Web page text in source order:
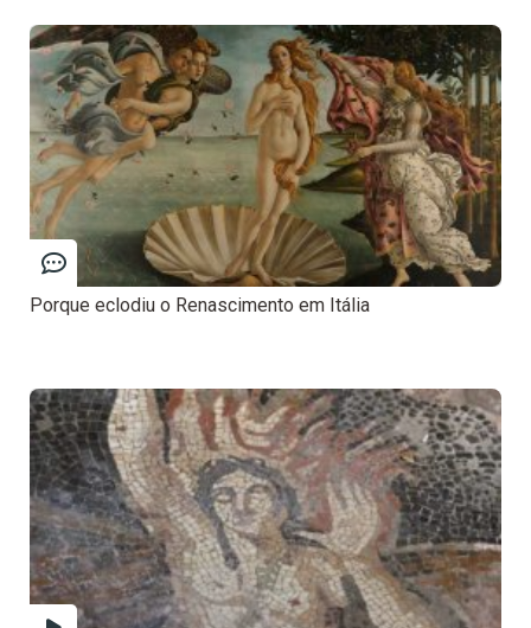
Porque eclodiu o Renascimento em Itália